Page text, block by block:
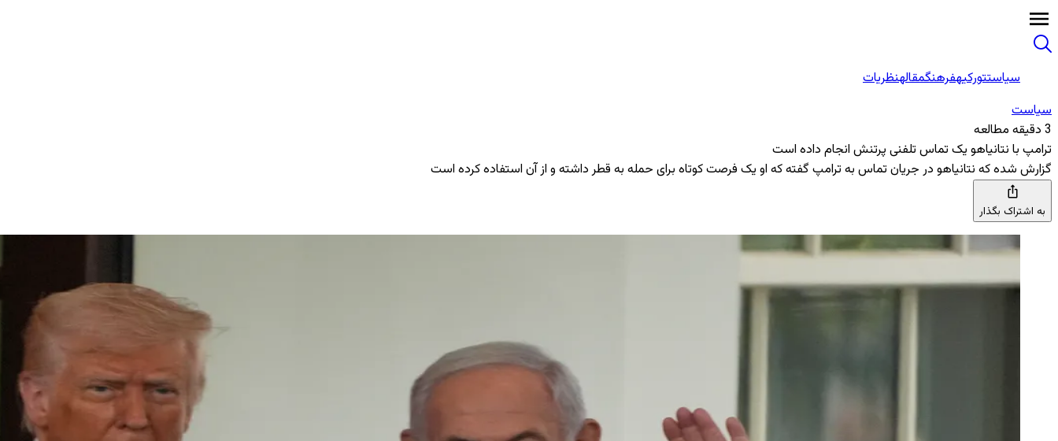
سیاستتورکیهفرهنگمقالهنظریات
سیاست
3 دقیقه مطالعه
ترامپ با نتانیاهو یک تماس تلفنی پرتنش انجام داده است
گزارش شده که نتانیاهو در جریان تماس به ترامپ گفته که او یک فرصت کوتاه برای حمله به قطر داشته و از آن استفاده کرده است
به اشتراک بگذار